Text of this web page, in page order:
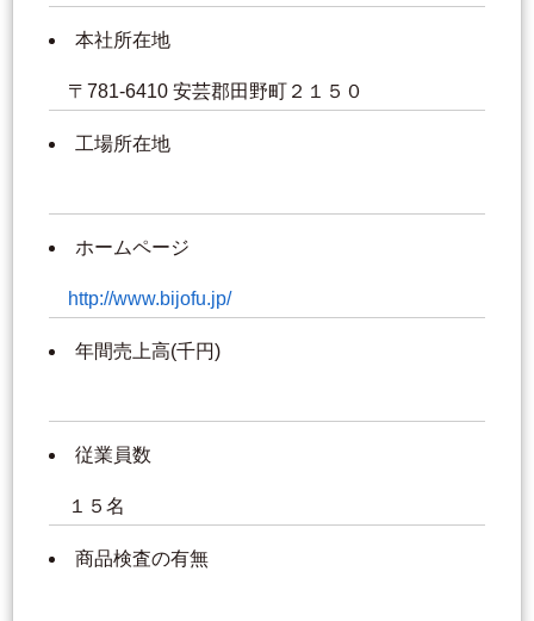
本社所在地
〒781-6410 安芸郡田野町２１５０
工場所在地
ホームページ
http://www.bijofu.jp/
年間売上高(千円)
従業員数
１５名
商品検査の有無